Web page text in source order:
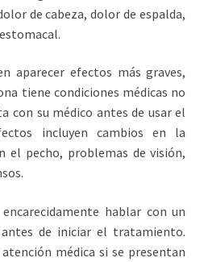
de cabeza, dolor de espalda,
aparecer efectos más graves,
tiene condiciones médicas no
con su médico antes de usar el
incluyen cambios en la
el pecho, problemas de visión,
hablar con un
de iniciar el tratamiento.
médica si se presentan